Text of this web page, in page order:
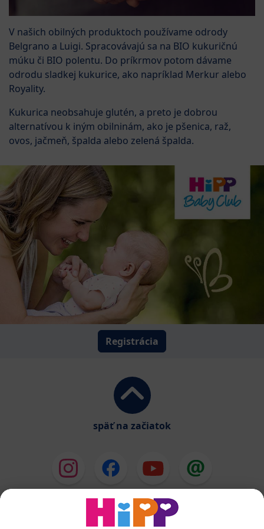
V našich obilných produktoch používame odrody
Belgrano a Luigi. Spracovávajú sa na BIO kukuričnú
múku či BIO polentu. Do príkrmov potom dávame
odrodu sladkej kukurice, ako napríklad Merkur alebo
Royality.
Kukurica neobsahuje glutén, a preto je dobrou
alternatívou k iným obilninám, ako je pšenica, raž,
ovos, jačmeň, špalda alebo zelená špalda.
Registrácia
späť na začiatok
HiPP Mlieka HiPP Príkrmy